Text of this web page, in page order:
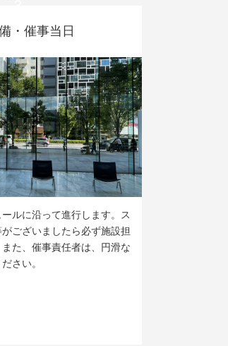
・催事当日
ルに沿って進行します。ス
ございましたら必ず施設担
た、催事責任者は、円滑な
さい。